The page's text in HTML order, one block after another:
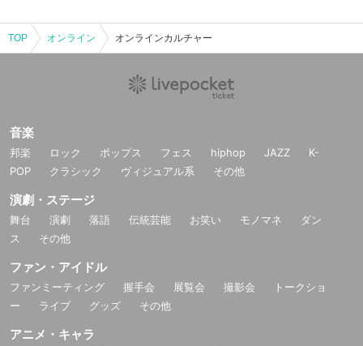
TOP オンライン オンラインカルチャー
音楽
邦楽 ロック ポップス フェス hiphop JAZZ
K-
POP
クラシック ヴィジュアル系 その他
演劇・ステージ
舞台 演劇 落語 伝統芸能 お笑い モノマネ
ダン
ス
その他
ファン・アイドル
ファンミーティング 握手会 展覧会 撮影会
トークショ
ー
ライブ グッズ その他
アニメ・キャラ